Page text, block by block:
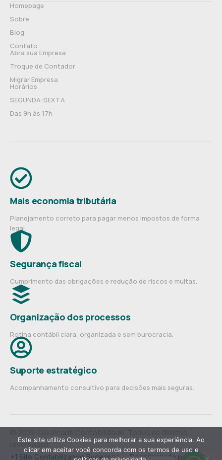
Homepage
Sobre
Blog
Contato
Abra sua Empresa
Troque de Contador
Migrar Empresa
Horários
SEGUNDA-SEXTA
Das 9h às 17h
Mais economia tributária
Planejamento correto para pagar menos impostos de forma
legal.
Segurança fiscal
Cumprimento das obrigações e redução de riscos e multas.
Organização dos processos
Rotina contábil clara, organizada e sem burocracia.
Suporte estratégico
Acompanhamento consultivo para decisões mais seguras.
reservados.
+1 Site Contabilizando Sucessos— Desenvolvido por
Este site utiliza Cookies para melhorar a sua experiência. Ao
clicar em aceitar você concorda com os termos de uso e